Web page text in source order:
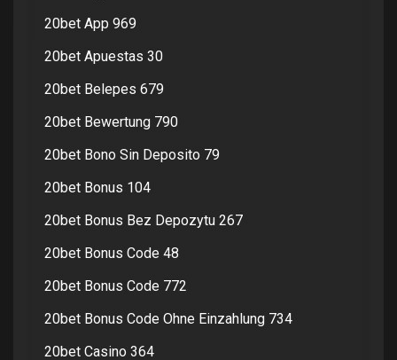
20bet App 969
20bet Apuestas 30
20bet Belepes 679
20bet Bewertung 790
20bet Bono Sin Deposito 79
20bet Bonus 104
20bet Bonus Bez Depozytu 267
20bet Bonus Code 48
20bet Bonus Code 772
20bet Bonus Code Ohne Einzahlung 734
20bet Casino 364